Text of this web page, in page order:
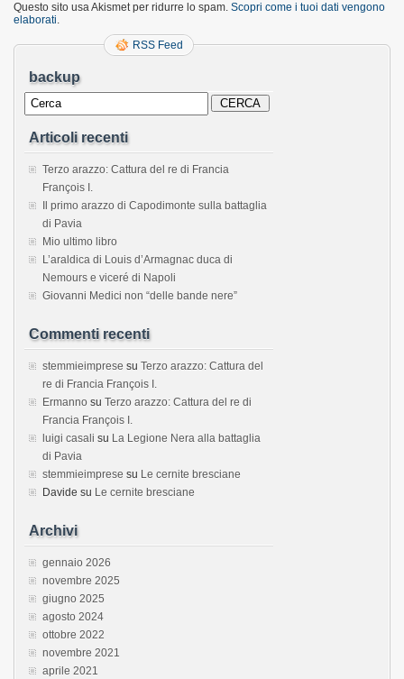
Questo sito usa Akismet per ridurre lo spam. Scopri come i tuoi dati vengono
elaborati.
RSS Feed
backup
Articoli recenti
Terzo arazzo: Cattura del re di Francia
François I.
Il primo arazzo di Capodimonte sulla battaglia
di Pavia
Mio ultimo libro
L’araldica di Louis d’Armagnac duca di
Nemours e viceré di Napoli
Giovanni Medici non “delle bande nere”
Commenti recenti
stemmieimprese su Terzo arazzo: Cattura del
re di Francia François I.
Ermanno su Terzo arazzo: Cattura del re di
Francia François I.
luigi casali su La Legione Nera alla battaglia
di Pavia
stemmieimprese su Le cernite bresciane
Davide su Le cernite bresciane
Archivi
gennaio 2026
novembre 2025
giugno 2025
agosto 2024
ottobre 2022
novembre 2021
aprile 2021